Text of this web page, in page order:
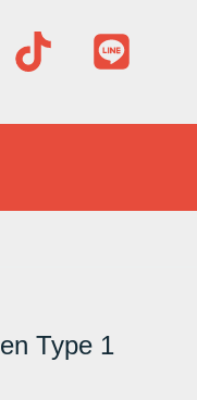
Type 1